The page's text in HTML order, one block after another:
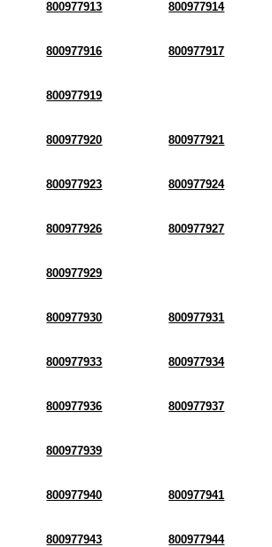
800977913 800977914
800977916 800977917
800977919
800977920 800977921
800977923 800977924
800977926 800977927
800977929
800977930 800977931
800977933 800977934
800977936 800977937
800977939
800977940 800977941
800977943 800977944